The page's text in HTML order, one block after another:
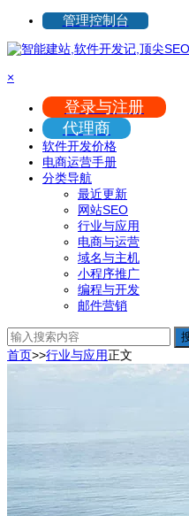
管理控制台
×
登录与注册
代理商
软件开发价格
电商运营手册
分类导航
最近更新
网站SEO
行业与应用
电商与运营
域名与主机
小程序推广
编程与开发
邮件营销
首页>>行业与应用正文